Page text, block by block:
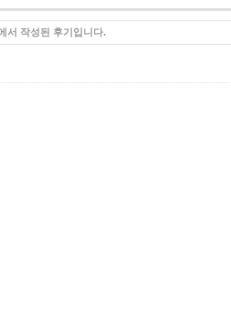
서 작성된 후기입니다.